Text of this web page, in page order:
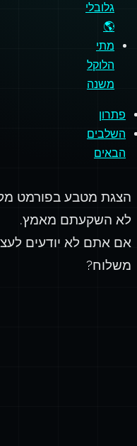
גלובלי
🌎
מתי
הלוקל
משנה
פתרון
השלבים
הבאים
הצגת מטבע בפורמט
לא השקעתם מאמץ.
אם אתם לא יודעים
משלוח?